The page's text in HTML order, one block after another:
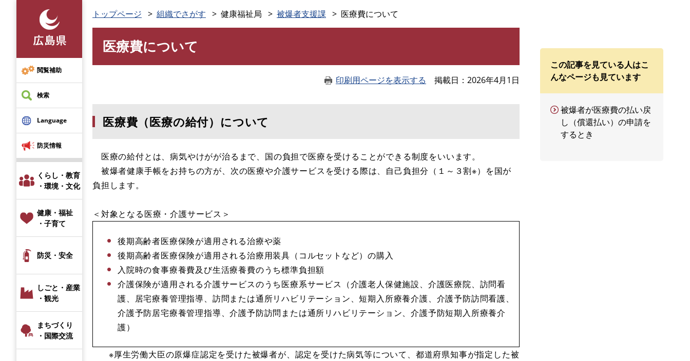
先
頭
で
す
閲覧補助
検索
Language
防災情報
くらし・教育
・環境・文化
健康・福祉
・子育て
防災・安全
しごと・産業
・観光
まちづくり
・国際交流
トップページ 組織でさがす 健康福祉局 被爆者支援課 医療費について
医療費について
印刷用ページを表示する 掲載日 2026年4月1日
医療費（医療の給付）について
医療の給付とは、病気やけがが治るまで、国の負担で医療を受けることができる制度をいいます。
被爆者健康手帳をお持ちの方が、次の医療や介護サービスを受ける際は、自己負担分（１～３割※）を国が
負担します。
＜対象となる医療・介護サービス＞
後期高齢者医療保険が適用される治療や薬
後期高齢者医療保険が適用される治療用装具（コルセットなど）の購入
入院時の食事療養費及び生活療養費のうち標準負担額
介護保険が適用される介護サービスのうち医療系サービス（介護老人保健施設、介護医療院、訪問看
護、居宅療養管理指導、訪問または通所リハビリテーション、短期入所療養介護、介護予防訪問看護、
介護予防居宅療養管理指導、介護予防訪問または通所リハビリテーション、介護予防短期入所療養介
護）
※厚生労働大臣の原爆症認定を受けた被爆者が、認定を受けた病気等について、都道府県知事が指定した被
この記事を見ている人はこ
んなページも見ています
被爆者が医療費の払い戻
し（償還払い）の申請を
するとき